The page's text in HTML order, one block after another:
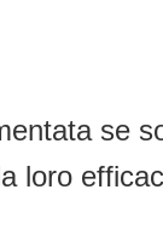
se
loro